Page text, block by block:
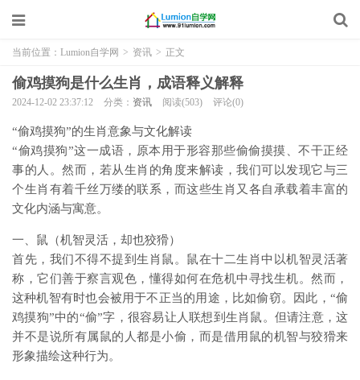
当前位置： Lumion自学网 > 资讯 > 正文
偷鸡摸狗是什么生肖，成语释义解释
2024-12-02 23:37:12 分类： 资讯 阅读(503) 评论(0)
“偷鸡摸狗”的生肖意象与文化解读
“偷鸡摸狗”这一成语，原本用于形容那些偷偷摸摸、不干正经
事的人。然而，若从生肖的角度来解读，我们可以发现它与三
个生肖有着千丝万缕的联系，而这些生肖又各自承载着丰富的
文化内涵与寓意。
一、鼠（机智灵活，却也狡猾）
首先，我们不得不提到生肖鼠。鼠在十二生肖中以机智灵活著
称，它们善于察言观色，懂得如何在危机中寻找生机。然而，
这种机智有时也会被用于不正当的用途，比如偷窃。因此，“偷
鸡摸狗”中的“偷”字，很容易让人联想到生肖鼠。但请注意，这
并不是说所有属鼠的人都是小偷，而是借用鼠的机智与狡猾来
形象描绘这种行为。